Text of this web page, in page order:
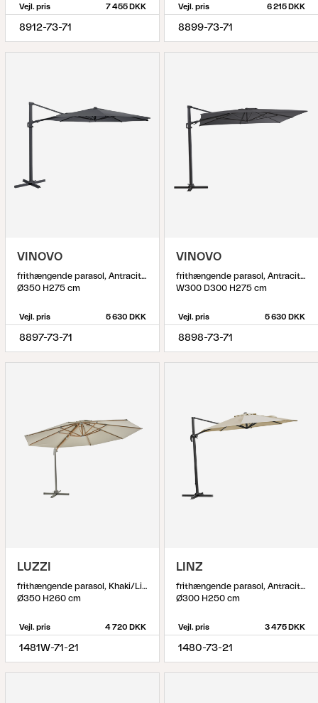
Vejl. pris 7 455 DKK
8912-73-71
Vejl. pris 6 215 DKK
8899-73-71
VINOVO
frithængende parasol, Antracit/Grå
Ø350 H275 cm
Vejl. pris 5 630 DKK
8897-73-71
VINOVO
frithængende parasol, Antracit/Grå
W300 D300 H275 cm
Vejl. pris 5 630 DKK
8898-73-71
LUZZI
frithængende parasol, Khaki/Light Grey
Ø350 H260 cm
Vejl. pris 4 720 DKK
1481W-71-21
LINZ
frithængende parasol, Antracit/khaki
Ø300 H250 cm
Vejl. pris 3 475 DKK
1480-73-21